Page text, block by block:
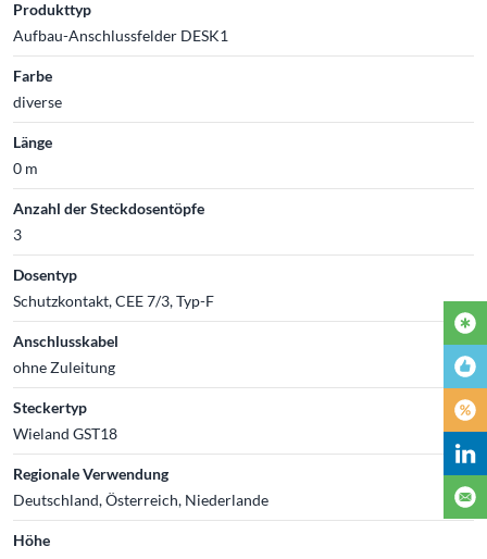
Produkttyp
Aufbau-Anschlussfelder DESK1
Farbe
diverse
Länge
0 m
Anzahl der Steckdosentöpfe
3
Dosentyp
Schutzkontakt, CEE 7/3, Typ-F
Anschlusskabel
ohne Zuleitung
Steckertyp
Wieland GST18
Regionale Verwendung
Deutschland, Österreich, Niederlande
Höhe